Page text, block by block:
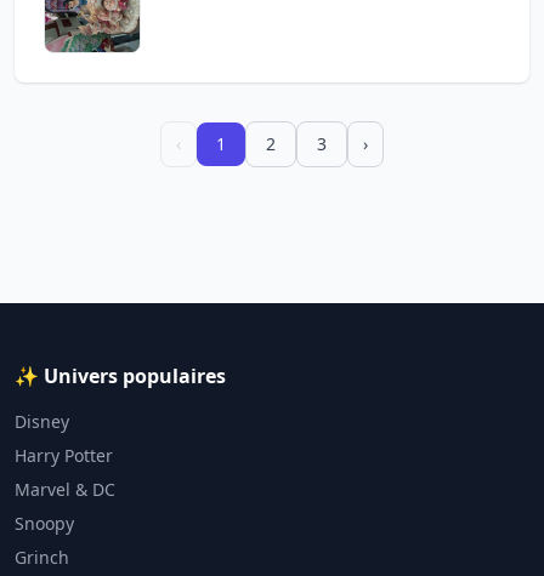
‹ 1 2 3 ›
✨ Univers populaires
Disney
Harry Potter
Marvel & DC
Snoopy
Grinch